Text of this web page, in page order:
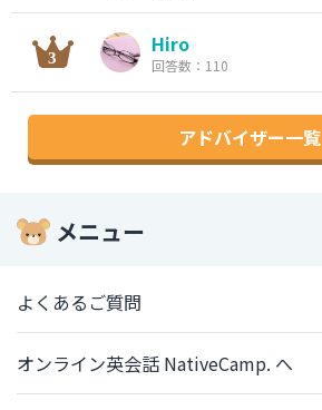
Hiro
回答数：110
アドバイザー一覧
メニュー
よくあるご質問
オンライン英会話 NativeCamp. へ